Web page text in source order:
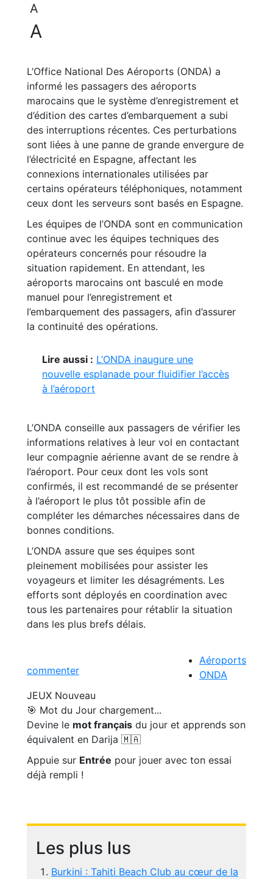
A
A
L’Office National Des Aéroports (ONDA) a
informé les passagers des aéroports
marocains que le système d’enregistrement et
d’édition des cartes d’embarquement a subi
des interruptions récentes. Ces perturbations
sont liées à une panne de grande envergure de
l’électricité en Espagne, affectant les
connexions internationales utilisées par
certains opérateurs téléphoniques, notamment
ceux dont les serveurs sont basés en Espagne.
Les équipes de l’ONDA sont en communication
continue avec les équipes techniques des
opérateurs concernés pour résoudre la
situation rapidement. En attendant, les
aéroports marocains ont basculé en mode
manuel pour l’enregistrement et
l’embarquement des passagers, afin d’assurer
la continuité des opérations.
Lire aussi : L’ONDA inaugure une
nouvelle esplanade pour fluidifier l’accès
à l’aéroport
L’ONDA conseille aux passagers de vérifier les
informations relatives à leur vol en contactant
leur compagnie aérienne avant de se rendre à
l’aéroport. Pour ceux dont les vols sont
confirmés, il est recommandé de se présenter
à l’aéroport le plus tôt possible afin de
compléter les démarches nécessaires dans de
bonnes conditions.
L’ONDA assure que ses équipes sont
pleinement mobilisées pour assister les
voyageurs et limiter les désagréments. Les
efforts sont déployés en coordination avec
tous les partenaires pour rétablir la situation
dans les plus brefs délais.
commenter
Aéroports
ONDA
JEUX Nouveau
🎯 Mot du Jour chargement...
Devine le mot français du jour et apprends son
équivalent en Darija 🇲🇦
Appuie sur Entrée pour jouer avec ton essai
déjà rempli !
Les plus lus
Burkini : Tahiti Beach Club au cœur de la